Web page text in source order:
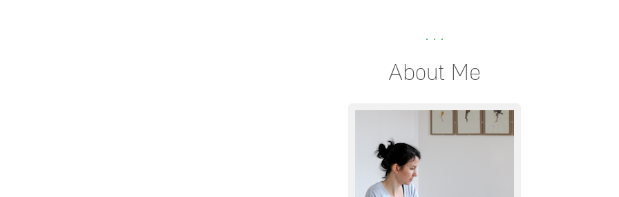
About Me